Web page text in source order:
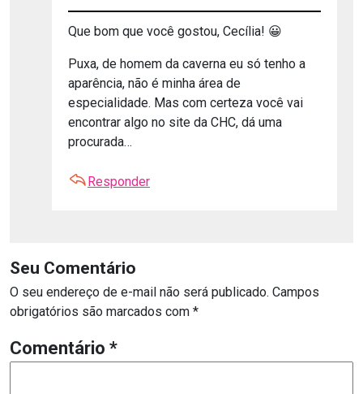
Que bom que você gostou, Cecília! 😀
Puxa, de homem da caverna eu só tenho a
aparência, não é minha área de
especialidade. Mas com certeza você vai
encontrar algo no site da CHC, dá uma
procurada…
Responder
Seu Comentário
O seu endereço de e-mail não será publicado. Campos
obrigatórios são marcados com *
Comentário *